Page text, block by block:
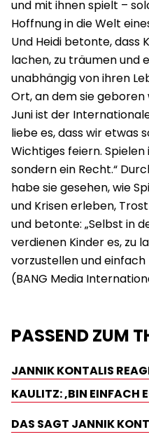
und mit ihnen spielt –
Hoffnung in die Welt
Und Heidi betonte, dass
lachen, zu träumen und
unabhängig von ihren
Ort, an dem sie geboren
Juni ist der
liebe es, dass wir etwas
Wichtiges feiern. Spielen
sondern ein Recht.“
habe sie gesehen, wie
und Krisen erleben,
und betonte: „Selbst in
verdienen Kinder es, zu
vorzustellen und einfach
PASSEND ZUM
JANNIK KONTALIS
KAULITZ: ‚BIN EINFACH
DAS SAGT JANNIK